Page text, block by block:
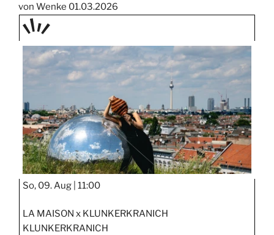
von Wenke 01.03.2026
TAGE
STIPP
So, 09. Aug | 11:00
LA MAISON x KLUNKERKRANICH
KLUNKERKRANICH